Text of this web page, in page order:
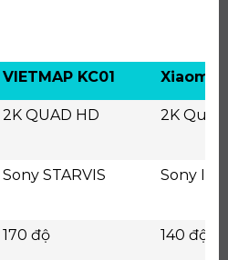
VIETMAP KC01 Xiaomi
2K QUAD HD 2K Quad
Sony STARVIS Sony
170 độ 140 độ